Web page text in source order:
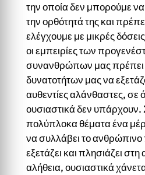
την οποία δεν μπορούμε
την ορθότητά της και
ελέγχουμε με μικρές
οι εμπειρίες των
συνανθρώπων μας πρέπει
δυνατοτήτων μας να
αυθεντίες αλάνθαστες, σε
ουσιαστικά δεν υπάρχουν.
πολύπλοκα θέματα ένα
να συλλάβει το
εξετάζει και πλησιάζει στη
αλήθεια, ουσιαστικά